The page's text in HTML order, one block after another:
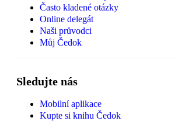
Často kladené otázky
Online delegát
Naši průvodci
Můj Čedok
Sledujte nás
Mobilní aplikace
Kupte si knihu Čedok